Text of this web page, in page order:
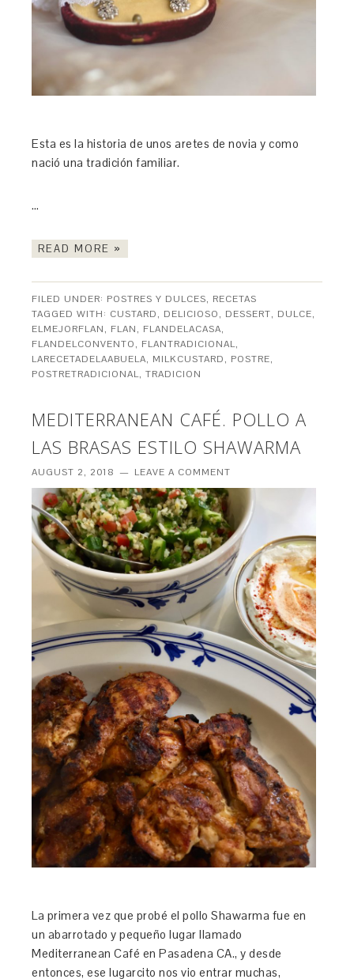
Esta es la historia de unos aretes de novia y como
nació una tradición familiar.
…
READ MORE »
FILED UNDER: POSTRES Y DULCES, RECETAS
TAGGED WITH: CUSTARD, DELICIOSO, DESSERT, DULCE,
ELMEJORFLAN, FLAN, FLANDELACASA,
FLANDELCONVENTO, FLANTRADICIONAL,
LARECETADELAABUELA, MILKCUSTARD, POSTRE,
POSTRETRADICIONAL,TRADICION
MEDITERRANEAN CAFÉ. POLLO A
LAS BRASAS ESTILO SHAWARMA
AUGUST 2, 2018 LEAVE A COMMENT
La primera vez que probé el pollo Shawarma fue en
un abarrotado y pequeño lugar llamado
Mediterranean Café en Pasadena CA., y desde
entonces, ese lugarcito nos vio entrar muchas,